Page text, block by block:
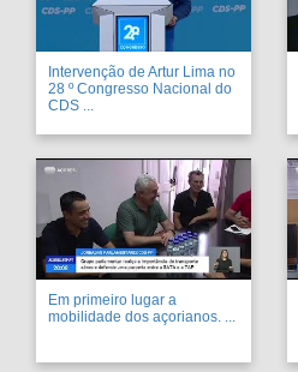
Intervenção de Artur Lima no
28 º Congresso Nacional do
CDS ...
Em primeiro lugar a
mobilidade dos açorianos. ...